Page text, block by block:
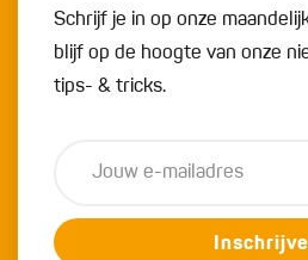
Schrijf je in op onze
blijf op de hoogte van onze
tips- & tricks.